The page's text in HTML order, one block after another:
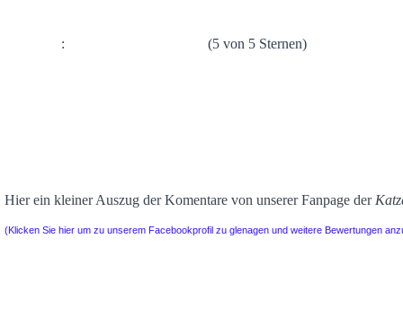
: (5 von 5 Sternen)
Hier ein kleiner Auszug der Komentare von unserer Fanpage der
(Klicken Sie hier um zu unserem Facebookprofil zu glenagen und weitere Bewertungen